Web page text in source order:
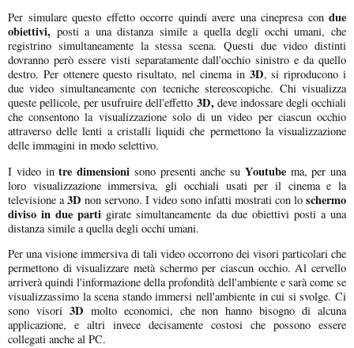
Per simulare questo effetto occorre quindi avere una cinepresa con due
obiettivi, posti a una distanza simile a quella degli occhi umani, che
registrino simultaneamente la stessa scena. Questi due video distinti
dovranno però essere visti separatamente dall'occhio sinistro e da quello
destro. Per ottenere questo risultato, nel cinema in 3D, si riproducono i
due video simultaneamente con tecniche stereoscopiche. Chi visualizza
queste pellicole, per usufruire dell'effetto 3D,deve indossare degli occhiali
che consentono la visualizzazione solo di un video per ciascun occhio
attraverso delle lenti a cristalli liquidi che permettono la visualizzazione
delle immagini in modo selettivo.
I video intre dimensioni sono presenti anche su Youtubema, per una
loro visualizzazione immersiva, gli occhiali usati per il cinema e la
televisione a 3D non servono. I video sono infatti mostrati con lo schermo
diviso in due parti girate simultaneamente da due obiettivi posti a una
distanza simile a quella degli occhi umani.
Per una visione immersiva di tali video occorrono dei visori particolari che
permettono di visualizzare metà schermo per ciascun occhio. Al cervello
arriverà quindi l'informazione della profondità dell'ambiente e sarà come se
visualizzassimo la scena stando immersi nell'ambiente in cui si svolge. Ci
sono visori 3D molto economici, che non hanno bisogno di alcuna
applicazione, e altri invece decisamente costosi che possono essere
collegati anche al PC.